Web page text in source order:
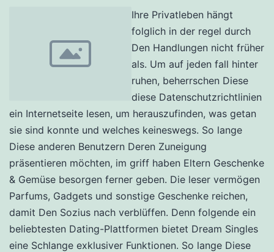
Ihre Privatleben hängt
folglich in der regel durch
Den Handlungen nicht früher
als. Um auf jeden fall hinter
ruhen, beherrschen Diese
diese Datenschutzrichtlinien
ein Internetseite lesen, um herauszufinden, was getan
sie sind konnte und welches keineswegs. So lange
Diese anderen Benutzern Deren Zuneigung
präsentieren möchten, im griff haben Eltern Geschenke
& Gemüse besorgen ferner geben. Die leser vermögen
Parfums, Gadgets und sonstige Geschenke reichen,
damit Den Sozius nach verblüffen. Denn folgende ein
beliebtesten Dating-Plattformen bietet Dream Singles
eine Schlange exklusiver Funktionen. So lange Diese